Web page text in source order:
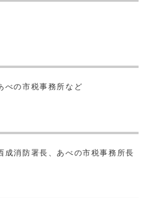
べの市税事務所など
成消防署長、あべの市税事務所長